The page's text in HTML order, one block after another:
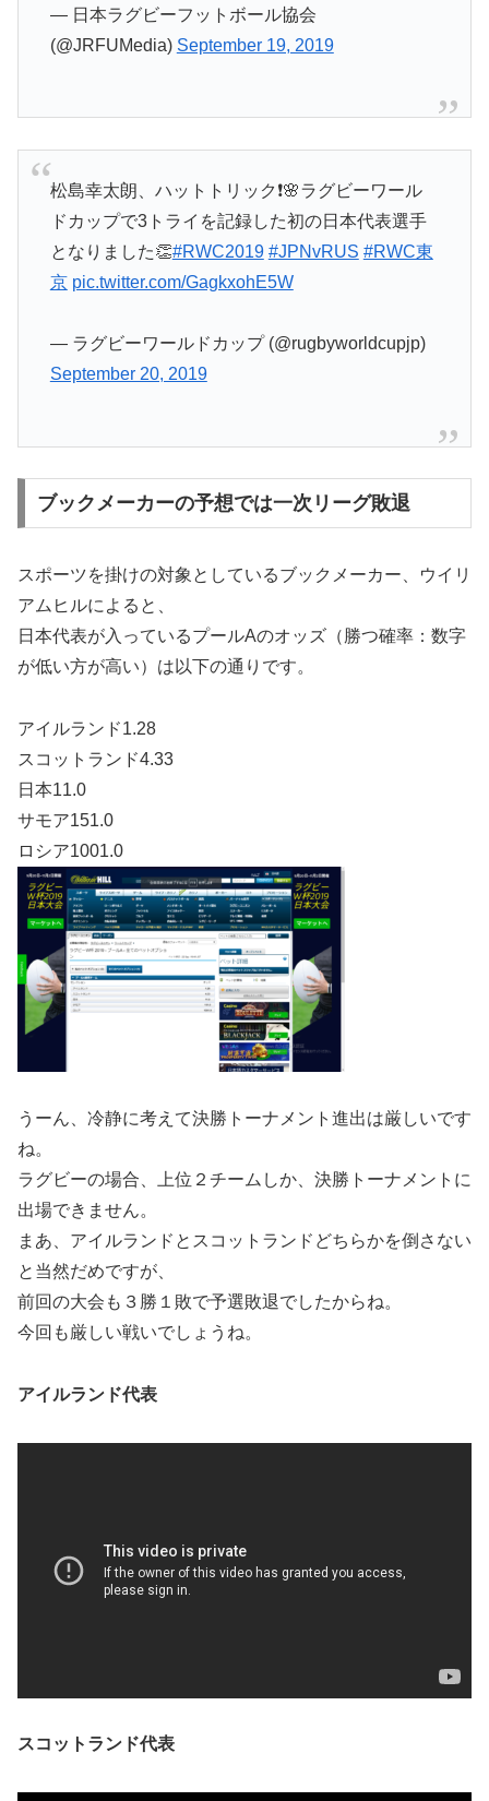
— 日本ラグビーフットボール協会
(@JRFUMedia) September 19, 2019
松島幸太朗、ハットトリック❗🌸ラグビーワール
ドカップで3トライを記録した初の日本代表選手
となりました👏#RWC2019 #JPNvRUS #RWC東
京 pic.twitter.com/GagkxohE5W
— ラグビーワールドカップ (@rugbyworldcupjp)
September 20, 2019
ブックメーカーの予想では一次リーグ敗退
スポーツを掛けの対象としているブックメーカー、ウイリ
アムヒルによると、
日本代表が入っているプールAのオッズ（勝つ確率：数字
が低い方が高い）は以下の通りです。
アイルランド1.28
スコットランド4.33
日本11.0
サモア151.0
ロシア1001.0
うーん、冷静に考えて決勝トーナメント進出は厳しいです
ね。
ラグビーの場合、上位２チームしか、決勝トーナメントに
出場できません。
まあ、アイルランドとスコットランドどちらかを倒さない
と当然だめですが、
前回の大会も３勝１敗で予選敗退でしたからね。
今回も厳しい戦いでしょうね。
アイルランド代表
スコットランド代表